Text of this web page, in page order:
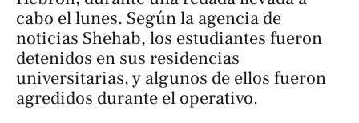
cabo el lunes. Según la agencia de
noticias Shehab, los estudiantes fueron
detenidos en sus residencias
universitarias, y algunos de ellos fueron
agredidos durante el operativo.